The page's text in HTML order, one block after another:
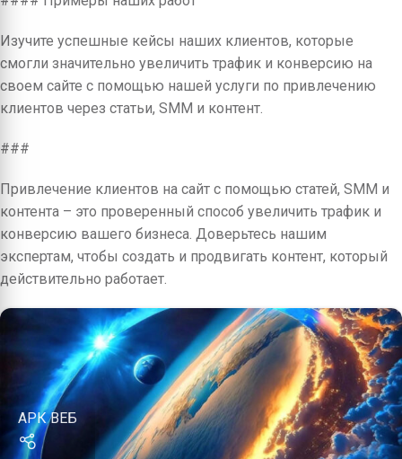
Изучите успешные кейсы наших клиентов, которые
смогли значительно увеличить трафик и конверсию на
своем сайте с помощью нашей услуги по привлечению
клиентов через статьи, SMM и контент.
###
Привлечение клиентов на сайт с помощью статей, SMM и
контента – это проверенный способ увеличить трафик и
конверсию вашего бизнеса. Доверьтесь нашим
экспертам, чтобы создать и продвигать контент, который
действительно работает.
АРК ВЕБ